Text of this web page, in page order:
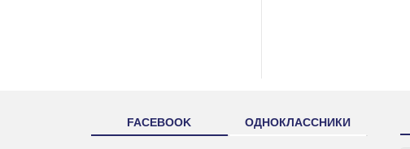
FACEBOOK ОДНОКЛАССНИКИ